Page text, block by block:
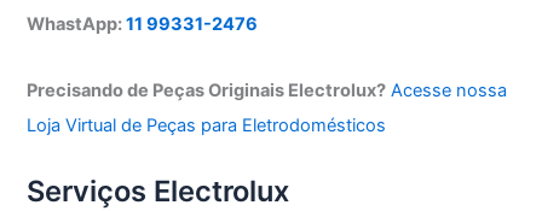
WhastApp:11 99331-2476
Precisando de Peças Originais Electrolux? Acesse nossa
Loja Virtual de Peças para Eletrodomésticos
Serviços Electrolux